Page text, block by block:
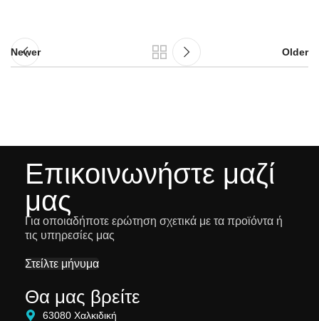
Newer Older
Επικοινωνήστε μαζί
μας
Για οποιαδήποτε ερώτηση σχετικά με τα προϊόντα ή
τις υπηρεσίες μας
Στείλτε μήνυμα
Θα μας βρείτε
63080 Χαλκιδική